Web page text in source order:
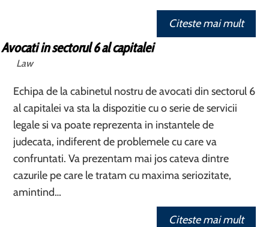
Citeste mai mult
Avocati in sectorul 6 al capitalei
Law
Echipa de la cabinetul nostru de avocati din sectorul 6
al capitalei va sta la dispozitie cu o serie de servicii
legale si va poate reprezenta in instantele de
judecata, indiferent de problemele cu care va
confruntati. Va prezentam mai jos cateva dintre
cazurile pe care le tratam cu maxima seriozitate,
amintind…
Citeste mai mult